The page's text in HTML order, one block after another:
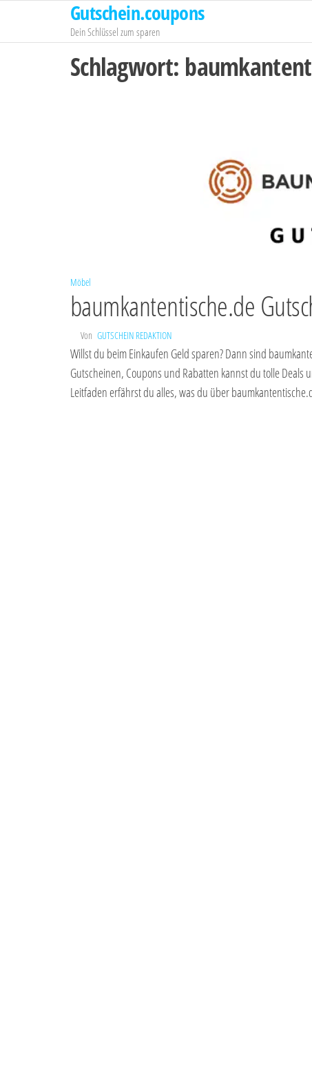
springen
Gutschein.coupons
Dein Schlüssel zum sparen
Schlagwort:
Möbel
baumkantentische.de
Von GUTSCHEIN REDAKTION
Willst du beim Einkaufen Geld sparen? Dann sind
Gutscheinen, Coupons und Rabatten kannst du tolle Deals
Leitfaden erfährst du alles, was du über